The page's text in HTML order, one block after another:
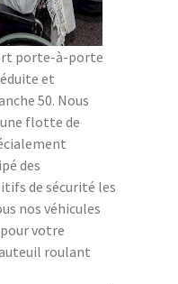
porte-à-porte
et
50. Nous
flotte de
des
de sécurité les
nos véhicules
votre
roulant